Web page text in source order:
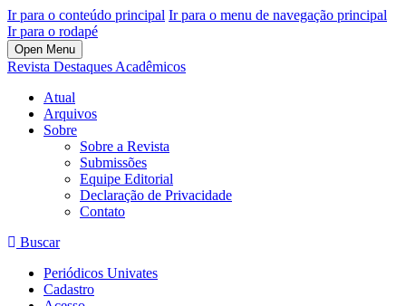
Ir para o conteúdo principal Ir para o menu de navegação principal
Ir para o rodapé
Open Menu
Revista Destaques Acadêmicos
Atual
Arquivos
Sobre
Sobre a Revista
Submissões
Equipe Editorial
Declaração de Privacidade
Contato
Buscar
Periódicos Univates
Cadastro